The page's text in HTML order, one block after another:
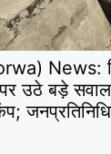
News:
उठे बड़े सवाल,